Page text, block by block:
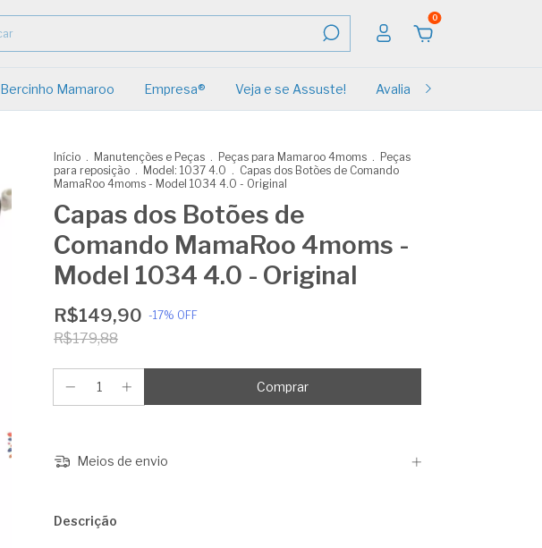
0
Bercinho Mamaroo Empresa® Veja e se Assuste! Avaliações
Início . Manutenções e Peças . Peças para Mamaroo 4moms . Peças
para reposição . Model: 1037 4.0 . Capas dos Botões de Comando
MamaRoo 4moms - Model 1034 4.0 - Original
Capas dos Botões de
Comando MamaRoo 4moms -
Model 1034 4.0 - Original
R$149,90 -17% OFF
R$179,88
Meios de envio
Descrição